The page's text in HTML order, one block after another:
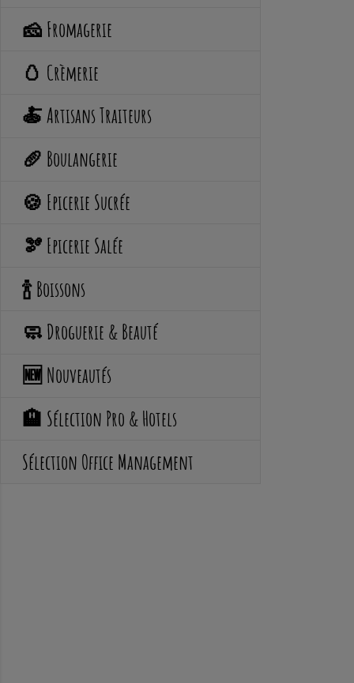
🧀 Fromagerie
🥚 Crèmerie
🍝 Artisans Traiteurs
🥖 Boulangerie
🍪 Epicerie Sucrée
🫘 Epicerie Salée
🍾 Boissons
🧼 Droguerie & Beauté
🆕 Nouveautés
🏨 Sélection Pro & Hotels
Sélection Office Management